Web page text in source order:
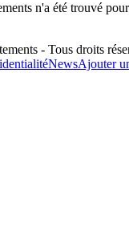
n'a été trouvé
- Tous droits
NewsAjouter